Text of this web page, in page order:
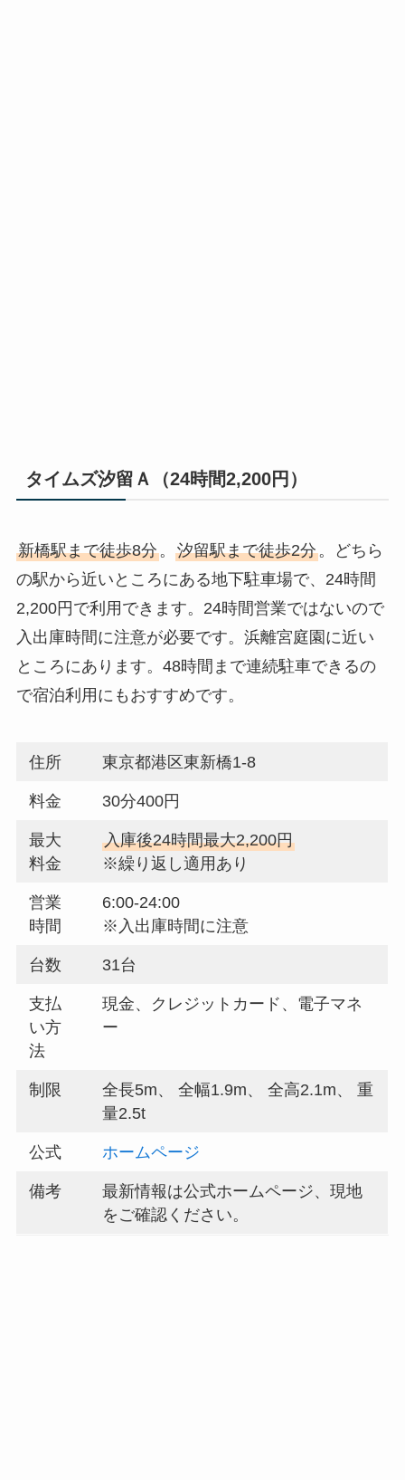
タイムズ汐留Ａ（24時間2,200円）
新橋駅まで徒歩8分。 汐留駅まで徒歩2分。どちら
の駅から近いところにある地下駐車場で、24時間
2,200円で利用できます。24時間営業ではないので
入出庫時間に注意が必要です。浜離宮庭園に近い
ところにあります。48時間まで連続駐車できるの
で宿泊利用にもおすすめです。
住所 東京都港区東新橋1-8
料金 30分400円
最大
料金
入庫後24時間最大2,200円
※繰り返し適用あり
営業
時間
6:00-24:00
※入出庫時間に注意
台数 31台
支払
い方
法
現金、クレジットカード、電子マネ
ー
制限
全長5m、 全幅1.9m、 全高2.1m、 重
量2.5t
公式 ホームページ
備考
最新情報は公式ホームページ、現地
をご確認ください。